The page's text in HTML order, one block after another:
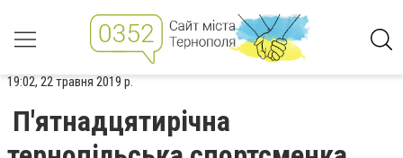
19:02, 22 травня 2019 р.
П'ятнадцятирічна